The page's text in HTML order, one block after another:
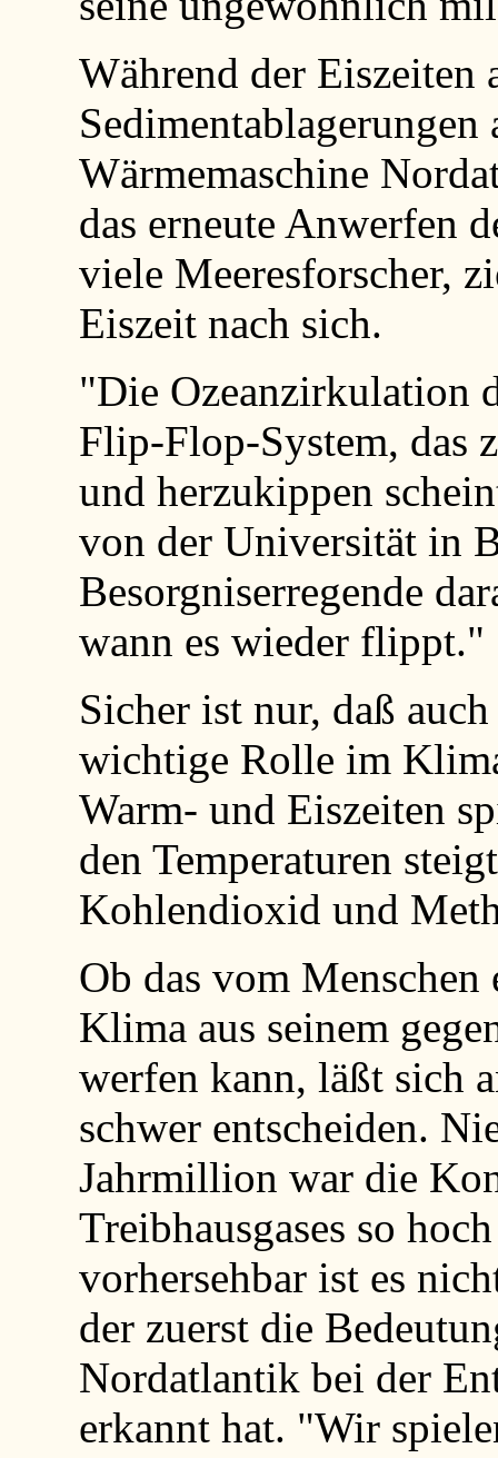
Während der Eiszeiten
Wärmemaschine
das erneute Anwerfen
viele Meeresforscher,
Eiszeit nach sich.
"Die Ozeanzirkulation
Flip-Flop-System, das
und herzukippen
von der Universität in
Besorgniserregende
wann es wieder flippt."
Sicher ist nur, daß
wichtige Rolle im
Warm- und Eiszeiten
den Temperaturen
Kohlendioxid und
Ob das vom
Klima aus seinem
werfen kann, läßt sich
schwer entscheiden.
Jahrmillion war die
Treibhausgases so
vorhersehbar ist es
der zuerst die
Nordatlantik bei der
erkannt hat. "Wir